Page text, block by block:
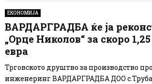
ЕКОНОМИЈА
ВАРДАРГРАДБА ќе ја
„Орце Николов“ за скоро
евра
Трговското друштво за производство
инженеринг ВАРДАРГРАДБА ДОО